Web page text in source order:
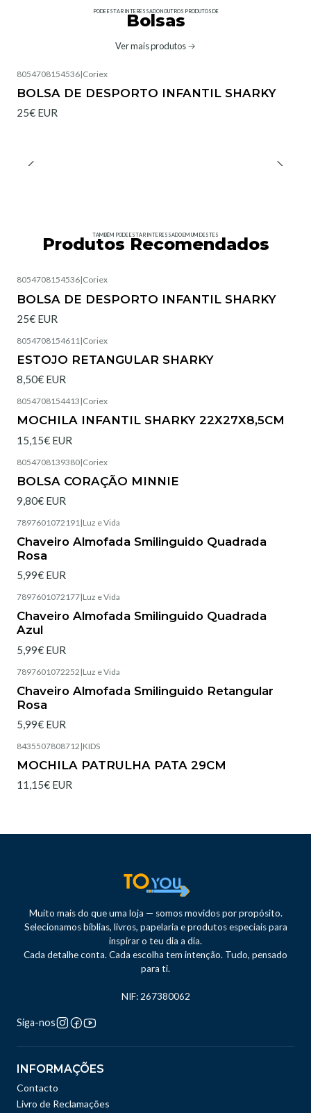
PODE ESTAR INTERESSADO NOUTROS PRODUTOS DE
Bolsas
Ver mais produtos
8054708154536|Coriex
BOLSA DE DESPORTO INFANTIL SHARKY
25€ EUR
TAMBÉM PODE ESTAR INTERESSADO EM UM DESTES
Produtos Recomendados
8054708154536|Coriex
BOLSA DE DESPORTO INFANTIL SHARKY
25€ EUR
8054708154611 |Coriex
ESTOJO RETANGULAR SHARKY
8,50€ EUR
8054708154413 |Coriex
MOCHILA INFANTIL SHARKY 22X27X8,5CM
15,15€ EUR
8054708139380|Coriex
BOLSA CORAÇÃO MINNIE
9,80€ EUR
7897601072191 |Luz e Vida
Chaveiro Almofada Smilinguido Quadrada
Rosa
5,99€ EUR
7897601072177|Luz e Vida
Chaveiro Almofada Smilinguido Quadrada
Azul
5,99€ EUR
7897601072252 |Luz e Vida
Chaveiro Almofada Smilinguido Retangular
Rosa
5,99€ EUR
8435507808712 |KIDS
MOCHILA PATRULHA PATA 29CM
11,15€ EUR
Muito mais do que uma loja — somos movidos por propósito.
Selecionamos bíblias, livros, papelaria e produtos especiais para
inspirar o teu dia a dia.
Cada detalhe conta. Cada escolha tem intenção. Tudo, pensado
para ti.
NIF: 267380062
Siga-nos
INFORMAÇÕES
Contacto
Livro de Reclamações